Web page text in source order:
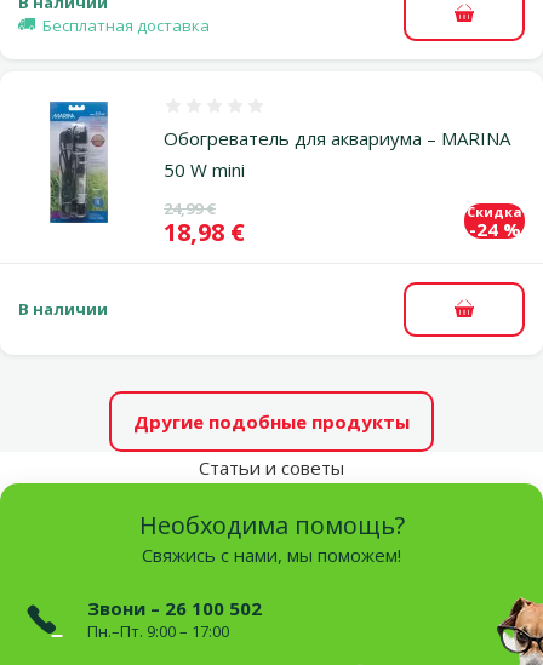
Бесплатная доставка
В
Обогреватель для аквариума – MARINA
50 W mini
Исходная цена
24,99 €
Цена
18,98 €
Скидка
-24 %
В наличии В
Другие подобные продукты
Статьи и советы
Необходима помощь?
Свяжись с нами, мы поможем!
Звони – 26 100 502
Пн.–Пт. 9:00 – 17:00